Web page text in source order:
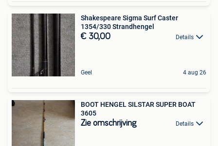
Shakespeare Sigma Surf Caster
1354/330 Strandhengel
€ 30,00 Details
Geel 4 aug 26
BOOT HENGEL SILSTAR SUPER BOAT
3605
Zie omschrijving Details